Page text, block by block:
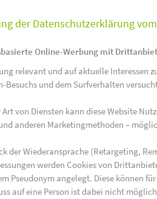
der Datenschutzerklärung
Online-Werbung mit
relevant und auf aktuelle Interessen
Besuchs und dem Surfverhalten
Art von Diensten kann diese Website
anderen Marketingmethoden –
der Wiederansprache (Retargeting,
werden Cookies von
Pseudonym angelegt. Diese können
auf eine Person ist dabei nicht